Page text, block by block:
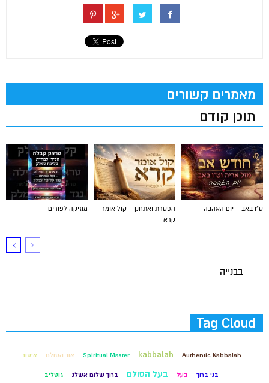
מאמרים קשורים
תוכן קודם
מוזיקה לפורים
הפטרת ואתחנן – קול אומר
קרא
ט"ו באב – יום האהבה
בבנייה
Tag Cloud
Authentic Kabbalah
kabbalah
Spiritual Master אור הסולם איסור
בני ברוך בעל בעל הסולם ברוך שלום אשלג גוטליב